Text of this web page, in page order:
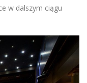
w dalszym ciągu